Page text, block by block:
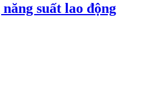
suất lao động